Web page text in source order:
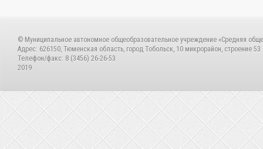
© Муниципальное автономное общеобразовательное учреждение «Средняя
Адрес: 626150, Тюменская область, город Тобольск, 10 микрорайон, строение 53
Телефон/факс: 8 (3456) 26-26-53
2019